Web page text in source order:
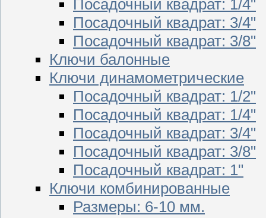
Посадочный квадрат: 1/4"
Посадочный квадрат: 3/4"
Посадочный квадрат: 3/8"
Ключи балонные
Ключи динамометрические
Посадочный квадрат: 1/2"
Посадочный квадрат: 1/4"
Посадочный квадрат: 3/4"
Посадочный квадрат: 3/8"
Посадочный квадрат: 1"
Ключи комбинированные
Размеры: 6-10 мм.